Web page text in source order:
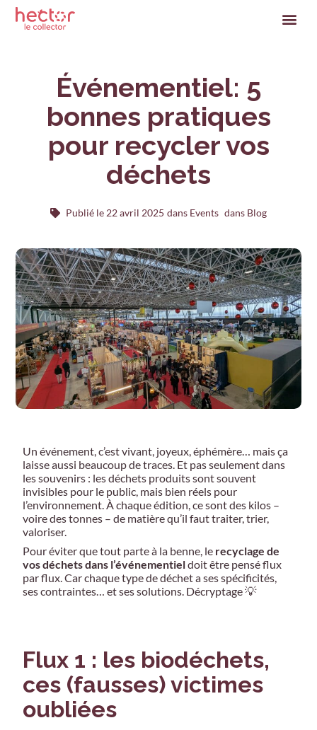
Événementiel: 5
bonnes pratiques
pour recycler vos
déchets
Publié le 22 avril 2025 dans Events dans Blog
Un événement, c’est vivant, joyeux, éphémère… mais ça
laisse aussi beaucoup de traces. Et pas seulement dans
les souvenirs : les déchets produits sont souvent
invisibles pour le public, mais bien réels pour
l’environnement. À chaque édition, ce sont des kilos –
voire des tonnes – de matière qu’il faut traiter, trier,
valoriser.
Pour éviter que tout parte à la benne, le recyclage de
vos déchets dans l’événementieldoit être pensé flux
par flux. Car chaque type de déchet a ses spécificités,
ses contraintes… et ses solutions. Décryptage 💡
Flux 1 : les biodéchets,
ces (fausses) victimes
oubliées